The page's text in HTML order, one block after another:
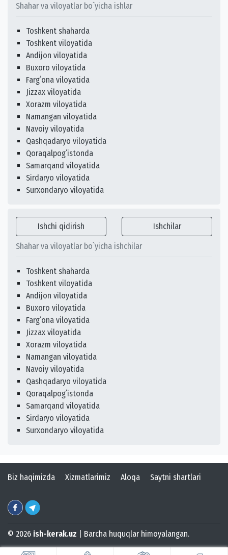
Shahar va viloyatlar bo`yicha ishlar
Toshkent shaharda
Toshkent viloyatida
Andijon viloyatida
Buxoro viloyatida
Fargʻona viloyatida
Jizzax viloyatida
Xorazm viloyatida
Namangan viloyatida
Navoiy viloyatida
Qashqadaryo viloyatida
Qoraqalpogʻistonda
Samarqand viloyatida
Sirdaryo viloyatida
Surxondaryo viloyatida
Ishchi qidirish Ishchilar
Shahar va viloyatlar bo`yicha ishchilar
Toshkent shaharda
Toshkent viloyatida
Andijon viloyatida
Buxoro viloyatida
Fargʻona viloyatida
Jizzax viloyatida
Xorazm viloyatida
Namangan viloyatida
Navoiy viloyatida
Qashqadaryo viloyatida
Qoraqalpogʻistonda
Samarqand viloyatida
Sirdaryo viloyatida
Surxondaryo viloyatida
Biz haqimizda Xizmatlarimiz Aloqa Saytni shartlari
© 2026 ish-kerak.uz | Barcha huquqlar himoyalangan.